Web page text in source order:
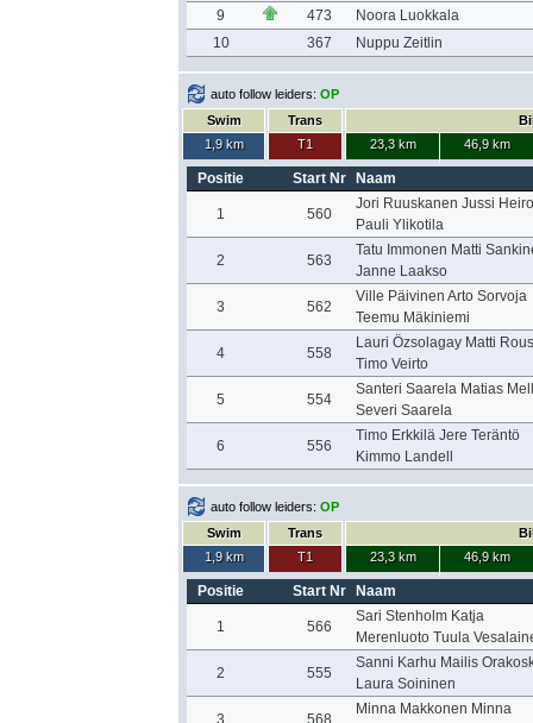
9
473
Noora Luokkala
10
367 Nuppu Zeitlin
auto follow leiders: OP
Swim
1,9 km
Trans
T1
23,3 km
46,9 km
Positie Start Nr Naam
1 560
Jori Ruuskanen Jussi Heiro
Pauli Ylikotila
2 563
Tatu Immonen Matti
Janne Laakso
3 562
Ville Päivinen Arto Sorvoja
Teemu Mäkiniemi
4 558
Lauri Özsolagay Matti
Timo Veirto
5 554
Santeri Saarela Matias
Severi Saarela
6 556
Timo Erkkilä Jere Teräntö
Kimmo Landell
auto follow leiders: OP
Swim
1,9 km
Trans
T1
23,3 km
46,9 km
Positie Start Nr Naam
1 566
Sari Stenholm Katja
Merenluoto Tuula
2 555
Sanni Karhu Mailis
Laura Soininen
3 568
Minna Makkonen Minna